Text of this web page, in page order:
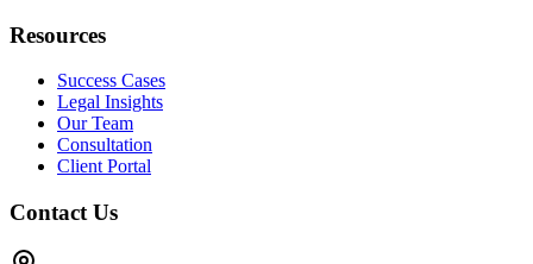
Resources
Success Cases
Legal Insights
Our Team
Consultation
Client Portal
Contact Us